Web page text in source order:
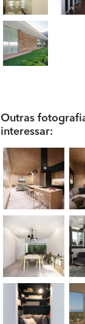
Outras
interessar: